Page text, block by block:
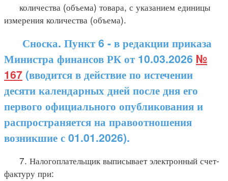
количества (объема) товара, с указанием единицы
измерения количества (объема).
Сноска. Пункт 6 - в редакции приказа
Министра финансов РК от 10.03.2026 №
167 (вводится в действие по истечении
десяти календарных дней после дня его
первого официального опубликования и
распространяется на правоотношения
возникшие с 01.01.2026).
7. Налогоплательщик выписывает электронный счет-
фактуру при: